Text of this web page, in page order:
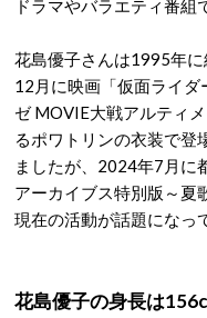
ドラマやバラエティ番組
花島優子さんは1995年
12月に映画「仮面ライダ
ゼ MOVIE大戦アルティ
るポワトリンの衣装で登
ましたが、2024年7月に
アーカイブス特別版～夏
現在の活動が話題になっ
花島優子の身長は